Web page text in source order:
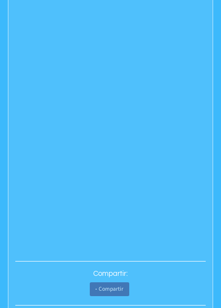
Compartir:
Compartir